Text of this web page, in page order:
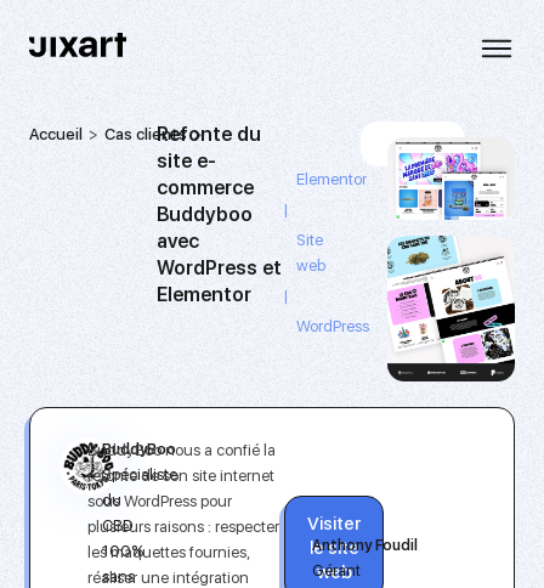
Accueil Cas clients
Refonte
du
site
e-
Buddyboo
avec
Refonte du
site e-
commerce
Buddyboo
avec
WordPress et
Elementor
Elementor
|
Site
web
|
WordPress
4 193
BuddyBoo
Spécialiste
du
CBD
100%
sans
BuddyBoo nous a confié la
refonte de son site internet
sous WordPress pour
plusieurs raisons : respecter
les maquettes fournies,
réaliser une intégration
Visiter
le site
web
Anthony Foudil
Gérant